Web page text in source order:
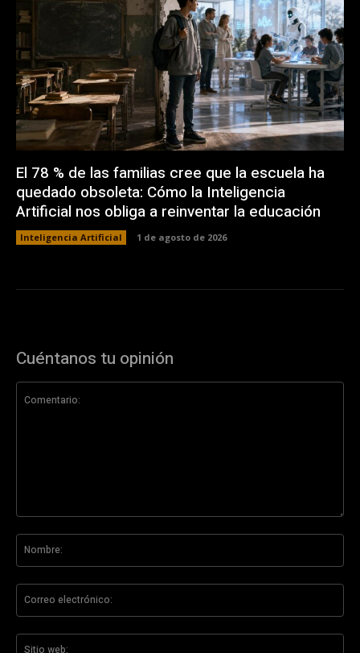
El 78 % de las familias cree que la escuela ha
quedado obsoleta: Cómo la Inteligencia
Artificial nos obliga a reinventar la educación
Inteligencia Artificial 1 de agosto de 2026
Cuéntanos tu opinión